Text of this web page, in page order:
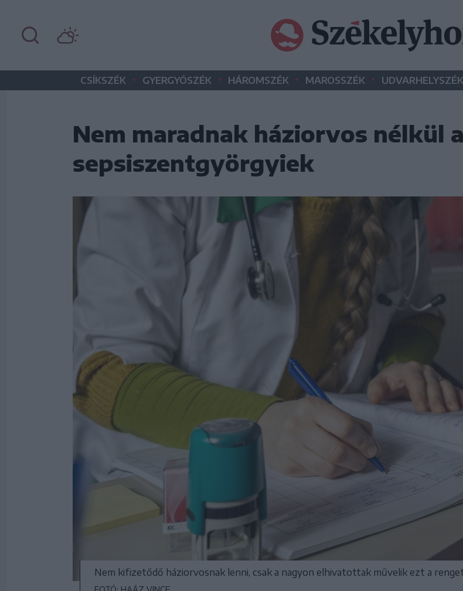
CSÍKSZÉK • GYERGYÓSZÉK • HÁROMSZÉK • MAROSSZÉK • UDVARHELYSZÉK
Nem maradnak háziorvos nélkül a
sepsiszentgyörgyiek
Nem kifizetődő háziorvosnak lenni, csak a nagyon elhivatottak művelik ezt a